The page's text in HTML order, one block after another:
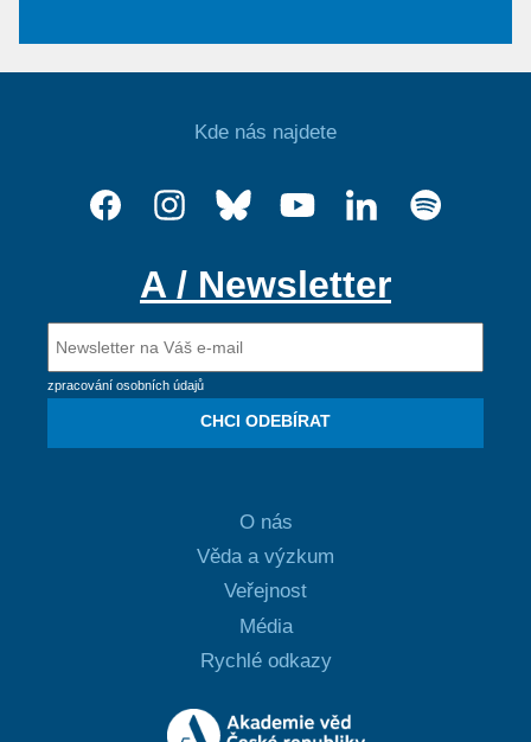
Kde nás najdete
A / Newsletter
zpracování osobních údajů
CHCI ODEBÍRAT
O nás
Věda a výzkum
Veřejnost
Média
Rychlé odkazy